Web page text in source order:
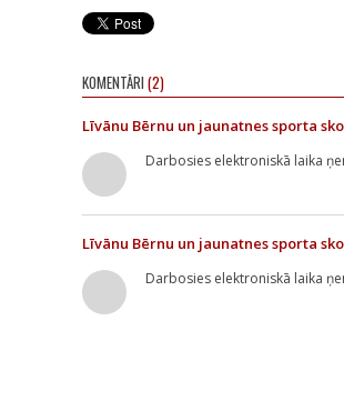
KOMENTĀRI (2)
Līvānu Bērnu un jaunatnes sporta
Darbosies elektroniskā laika
Līvānu Bērnu un jaunatnes sporta
Darbosies elektroniskā laika